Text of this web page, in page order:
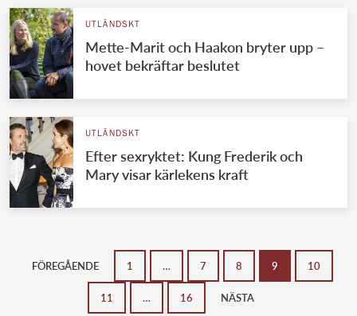
UTLÄNDSKT
Mette-Marit och Haakon bryter upp –
hovet bekräftar beslutet
UTLÄNDSKT
Efter sexryktet: Kung Frederik och
Mary visar kärlekens kraft
FÖREGÅENDE 1 … 7 8 9 10
11 … 16 NÄSTA